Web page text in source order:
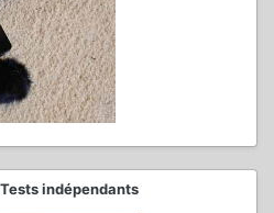
indépendants